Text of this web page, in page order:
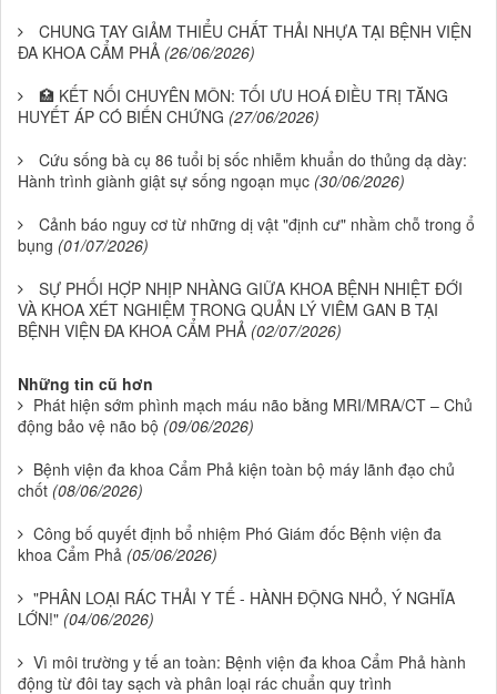
CHUNG TAY GIẢM THIỂU CHẤT THẢI NHỰA TẠI BỆNH VIỆN
ĐA KHOA CẨM PHẢ (26/06/2026)
🏥 KẾT NỐI CHUYÊN MÔN: TỐI ƯU HOÁ ĐIỀU TRỊ TĂNG
HUYẾT ÁP CÓ BIẾN CHỨNG (27/06/2026)
Cứu sống bà cụ 86 tuổi bị sốc nhiễm khuẩn do thủng dạ dày:
Hành trình giành giật sự sống ngoạn mục (30/06/2026)
Cảnh báo nguy cơ từ những dị vật "định cư" nhầm chỗ trong ổ
bụng (01/07/2026)
SỰ PHỐI HỢP NHỊP NHÀNG GIỮA KHOA BỆNH NHIỆT ĐỚI
VÀ KHOA XÉT NGHIỆM TRONG QUẢN LÝ VIÊM GAN B TẠI
BỆNH VIỆN ĐA KHOA CẨM PHẢ (02/07/2026)
Những tin cũ hơn
Phát hiện sớm phình mạch máu não bằng MRI/MRA/CT – Chủ
động bảo vệ não bộ (09/06/2026)
Bệnh viện đa khoa Cẩm Phả kiện toàn bộ máy lãnh đạo chủ
chốt (08/06/2026)
Công bố quyết định bổ nhiệm Phó Giám đốc Bệnh viện đa
khoa Cẩm Phả (05/06/2026)
"PHÂN LOẠI RÁC THẢI Y TẾ - HÀNH ĐỘNG NHỎ, Ý NGHĨA
LỚN!" (04/06/2026)
Vì môi trường y tế an toàn: Bệnh viện đa khoa Cẩm Phả hành
động từ đôi tay sạch và phân loại rác chuẩn quy trình